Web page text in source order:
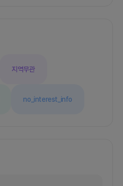
지역무관
no_interest_info